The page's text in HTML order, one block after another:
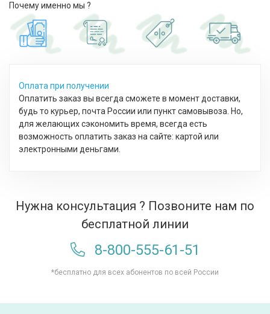
Почему именно мы ?
Оплата при получении
Оплатить заказ вы всегда сможете в момент доставки,
будь то курьер, почта России или пункт самовывоза. Но,
для желающих сэкономить время, всегда есть
возможность оплатить заказ на сайте: картой или
электронными деньгами.
Нужна консультация ? Позвоните нам по
бесплатной линии
8-800-555-61-51
*бесплатно для всех абонентов по всей России